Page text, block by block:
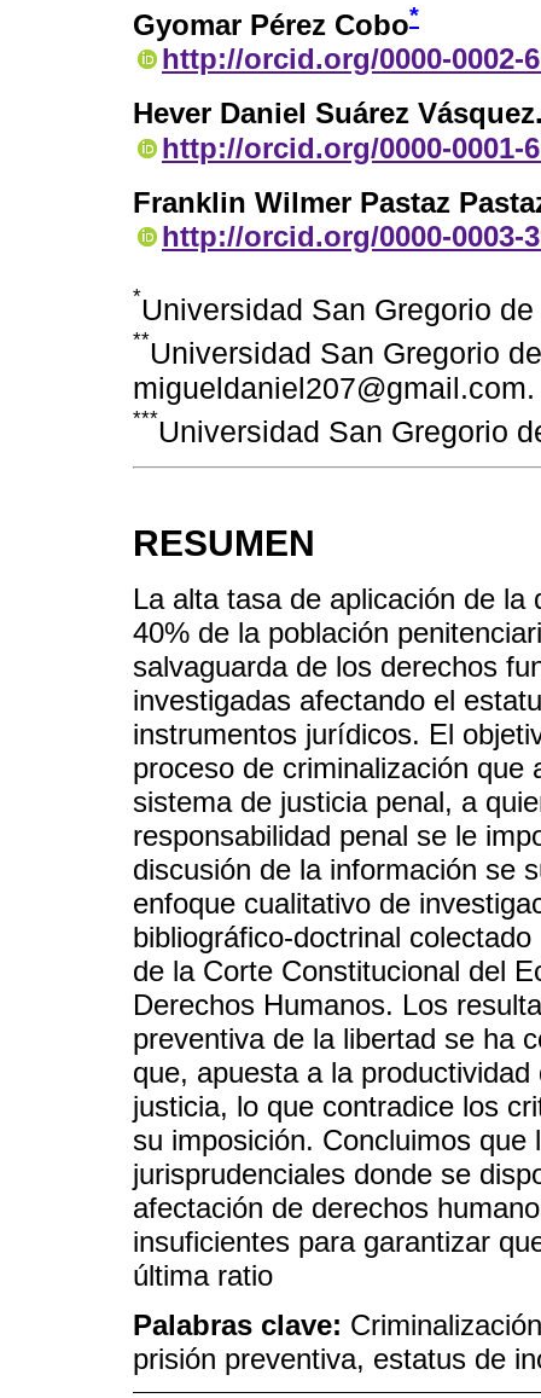
Gyomar Pérez Cobo*
http://orcid.org/0000-0002-
Hever Daniel Suárez
http://orcid.org/0000-0001-
Franklin Wilmer Pastaz
http://orcid.org/0000-0003-
*Universidad San Gregorio
**Universidad San Gregorio
migueldaniel207@gmail.com.
***Universidad San Gregorio
RESUMEN
La alta tasa de aplicación de
40% de la población
salvaguarda de los derechos
investigadas afectando el
instrumentos jurídicos. El
proceso de criminalización
sistema de justicia penal, a
responsabilidad penal se le
discusión de la información se
enfoque cualitativo de
bibliográfico-doctrinal
de la Corte Constitucional del
Derechos Humanos. Los
preventiva de la libertad se ha
que, apuesta a la
justicia, lo que contradice los
su imposición. Concluimos
jurisprudenciales donde se
afectación de derechos
insuficientes para garantizar
última ratio
Palabras clave:
prisión preventiva, estatus de